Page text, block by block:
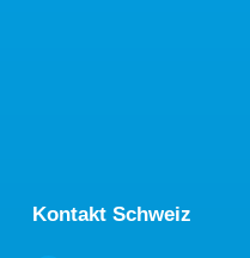
Kontakt Schweiz